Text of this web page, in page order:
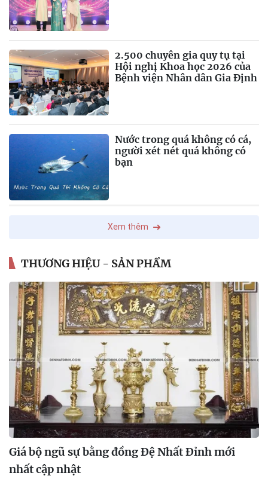
2.500 chuyên gia quy tụ tại
Hội nghị Khoa học 2026 của
Bệnh viện Nhân dân Gia Định
Nước trong quá không có cá,
người xét nét quá không có
bạn
Xem thêm
THƯƠNG HIỆU - SẢN PHẨM
Giá bộ ngũ sự bằng đồng Đệ Nhất Đỉnh mới
nhất cập nhật